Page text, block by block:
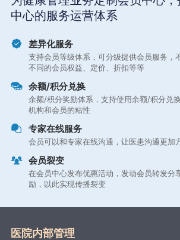
中心的服务运营体系
差异化服务
支持会员等级体系，可分级提供会员服务，
不同的会员权益、定价、折扣等等
余额/积分兑换
余额/积分奖励体系，支持使用余额/积分兑
机构和会员的粘性
专家在线服务
会员可以和专家在线沟通，让医患沟通更加
会员裂变
在会员中心发布优惠活动，发动会员转发分
励，以此实现传播裂变
医院内部管理